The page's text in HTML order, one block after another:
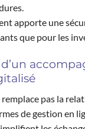
apporte une
que pour les
pas la
de gestion en